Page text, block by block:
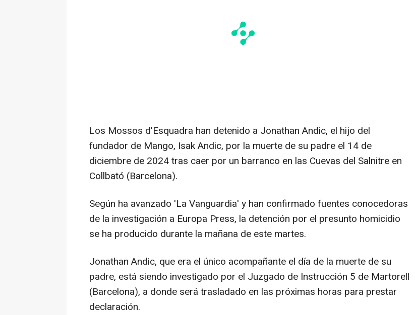
Los Mossos d'Esquadra han detenido a Jonathan Andic, el hijo del
fundador de Mango, Isak Andic, por la muerte de su padre el 14 de
diciembre de 2024 tras caer por un barranco en las Cuevas del Salnitre en
Collbató (Barcelona).
Según ha avanzado 'La Vanguardia' y han confirmado fuentes conocedoras
de la investigación a Europa Press, la detención por el presunto homicidio
se ha producido durante la mañana de este martes.
Jonathan Andic, que era el único acompañante el día de la muerte de su
padre, está siendo investigado por el Juzgado de Instrucción 5 de Martorell
(Barcelona), a donde será trasladado en las próximas horas para prestar
declaración.